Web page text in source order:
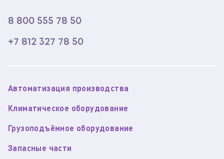
8 800 555 78 50
+7 812 327 78 50
Автоматизация производства
Климатическое оборудование
Грузоподъёмное оборудование
Запасные части